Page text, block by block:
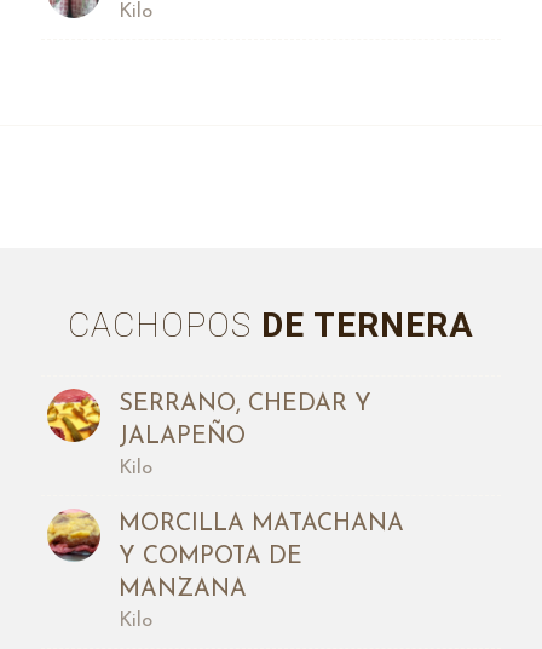
Kilo
CACHOPOS DE TERNERA
SERRANO, CHEDAR Y
JALAPEÑO
Kilo
MORCILLA MATACHANA
Y COMPOTA DE
MANZANA
Kilo